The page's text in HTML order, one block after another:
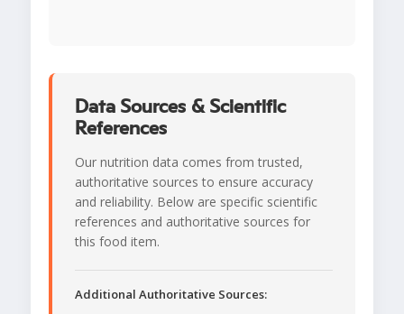
Data Sources & Scientific
References
Our nutrition data comes from trusted,
authoritative sources to ensure accuracy
and reliability. Below are specific scientific
references and authoritative sources for
this food item.
Additional Authoritative Sources: